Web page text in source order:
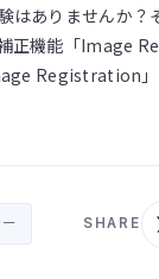
はありませんか？
正機能「Image
Registration」
SHARE